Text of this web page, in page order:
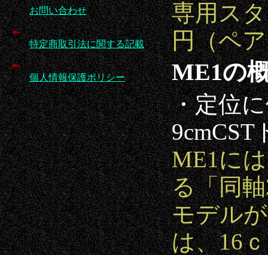
お問い合わせ
特定商取引法に関する記載
個人情報保護ポリシー
専用ス
円（ペ
ME1の
・定位
9cmCST
ME1に
る「同
モデル
は、16